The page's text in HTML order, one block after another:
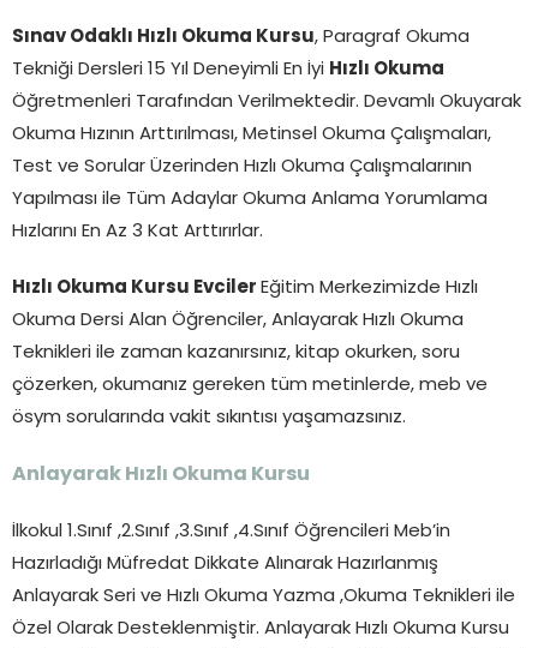
Sınav Odaklı Hızlı Okuma Kursu , Paragraf Okuma
Tekniği Dersleri 15 Yıl Deneyimli En İyi Hızlı Okuma
Öğretmenleri Tarafından Verilmektedir. Devamlı Okuyarak
Okuma Hızının Arttırılması, Metinsel Okuma Çalışmaları,
Test ve Sorular Üzerinden Hızlı Okuma Çalışmalarının
Yapılması ile Tüm Adaylar Okuma Anlama Yorumlama
Hızlarını En Az 3 Kat Arttırırlar.
Hızlı Okuma Kursu Evciler Eğitim Merkezimizde Hızlı
Okuma Dersi Alan Öğrenciler, Anlayarak Hızlı Okuma
Teknikleri ile zaman kazanırsınız, kitap okurken, soru
çözerken, okumanız gereken tüm metinlerde, meb ve
ösym sorularında vakit sıkıntısı yaşamazsınız.
Anlayarak Hızlı Okuma Kursu
İlkokul 1.Sınıf ,2.Sınıf ,3.Sınıf ,4.Sınıf Öğrencileri Meb’in
Hazırladığı Müfredat Dikkate Alınarak Hazırlanmış
Anlayarak Seri ve Hızlı Okuma Yazma ,Okuma Teknikleri ile
Özel Olarak Desteklenmiştir. Anlayarak Hızlı Okuma Kursu